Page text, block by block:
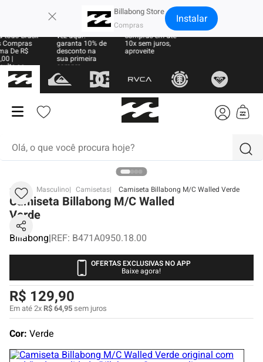
Billabong Store Instalar
todo Brasil
De R$
|
as
Sua primeira
vez aqui?
garanta 10% de
desconto na
sua primeira
compra
Parcele suas
compras em até
10x sem juros,
aproveite
BB Masculino Camisetas Camiseta Billabong M/C Walled Verde
Camiseta Billabong M/C Walled
Verde
Billabong|REF: B471A0950.18.00
OFERTAS EXCLUSIVAS NO APP
Baixe agora!
R$ 129,90
Em até2xR$64,95sem juros
Cor: Verde
termos mais buscados
1º
moletom
2º
regata
5º
camiseta
6º
bermuda
jaqueta
8º
carteira